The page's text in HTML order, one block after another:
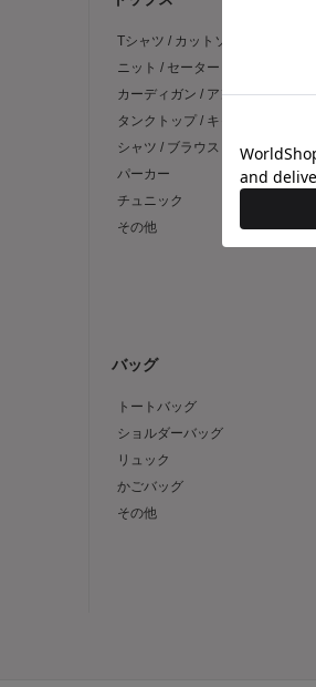
Tシャツ / カットソー
ニット / セーター
カーディガン / アンサンブル
タンクトップ / キャミソール
シャツ / ブラウス
パーカー
チュニック
その他
バッグ
トートバッグ
ショルダーバッグ
リュック
かごバッグ
その他